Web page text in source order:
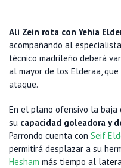
Ali Zein rota con Yehia
acompañando al
técnico madrileño deberá
al mayor de los Elderaa,
ataque.
En el plano ofensivo la
su capacidad goleadora y
Parrondo cuenta con Seif
permitirá desplazar a su
Hesham más tiempo al